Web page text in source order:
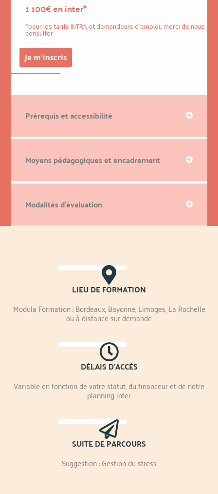
1 100€ en inter*
*pour les tarifs INTRA et demandeurs d’emploi, merci de nous
consulter
Je m'inscris
Prérequis et accessibilité
Moyens pédagogiques et encadrement
Modalités d'évaluation
LIEU DE FORMATION
Modula Formation : Bordeaux, Bayonne, Limoges, La Rochelle
ou à distance sur demande
DÉLAIS D'ACCÈS
Variable en fonction de votre statut, du financeur et de notre
planning inter
SUITE DE PARCOURS
Suggestion : Gestion du stress